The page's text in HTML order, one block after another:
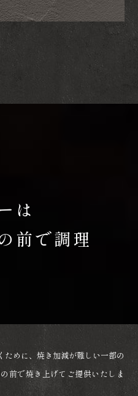
は
前で調理
めに、焼き加減が難しい一部の
前で焼き上げてご提供いたしま